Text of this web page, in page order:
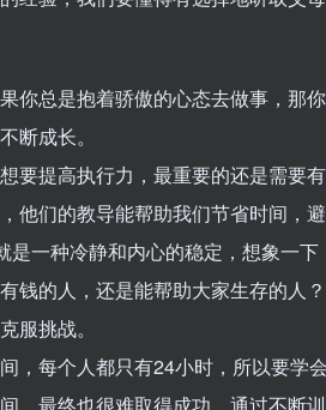
你总是抱着骄傲的心态去做事，那
断成长。
要提高执行力，最重要的还是需要
他们的教导能帮助我们节省时间，避
是一种冷静和内心的稳定，想象一
钱的人，还是能帮助大家生存的人
服挑战。
，每个人都只有24小时，所以要学